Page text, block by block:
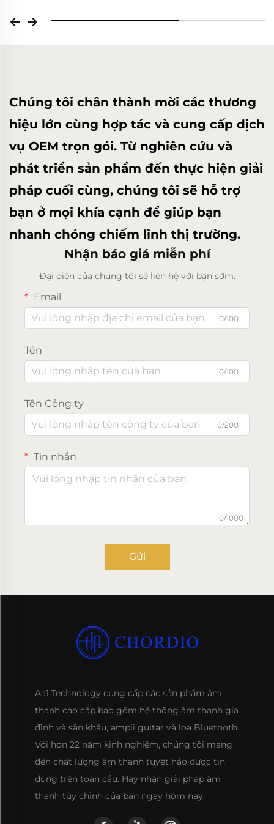
Chúng tôi chân thành mời các thương
hiệu lớn cùng hợp tác và cung cấp dịch
vụ OEM trọn gói. Từ nghiên cứu và
phát triển sản phẩm đến thực hiện giải
pháp cuối cùng, chúng tôi sẽ hỗ trợ
bạn ở mọi khía cạnh để giúp bạn
nhanh chóng chiếm lĩnh thị trường.
Nhận báo giá miễn phí
Đại diện của chúng tôi sẽ liên hệ với bạn sớm.
Email
0/100
Tên
0/100
Tên Công ty
0/200
Tin nhắn
0/1000
Gửi
Aa1 Technology cung cấp các sản phẩm âm
thanh cao cấp bao gồm hệ thống âm thanh gia
đình và sân khấu, ampli guitar và loa Bluetooth.
Với hơn 22 năm kinh nghiệm, chúng tôi mang
đến chất lượng âm thanh tuyệt hảo được tin
dùng trên toàn cầu. Hãy nhận giải pháp âm
thanh tùy chỉnh của bạn ngay hôm nay.